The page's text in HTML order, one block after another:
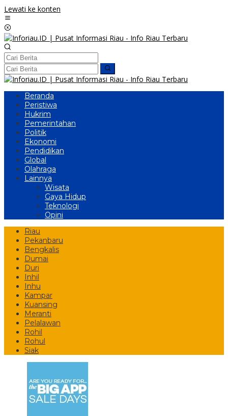
Lewati ke konten
Beranda
Peristiwa
Hukrim
Pemerintahan
Politik
Ekonomi
Pendidikan
Global
Olahraga
Lainnya
Wisata
Gaya Hidup
Teknologi
Opini
Riau
Pekanbaru
Bengkalis
Dumai
Duri
Inhil
Inhu
Kampar
Kuansing
Meranti
Pelalawan
Rohil
Rohul
Siak